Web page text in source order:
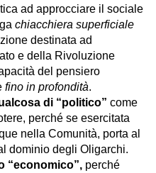
ad approcciare il sociale
chiacchiera superficiale
destinata ad
e della Rivoluzione
del pensiero
fino in profondità.
di “politico” come
perché se esercitata
nella Comunità, porta al
dominio degli Oligarchi.
“economico”, perché